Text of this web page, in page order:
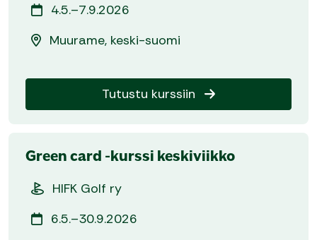
4.5.–7.9.2026
Muurame, keski-suomi
Tutustu kurssiin
Green card -kurssi keskiviikko
HIFK Golf ry
6.5.–30.9.2026